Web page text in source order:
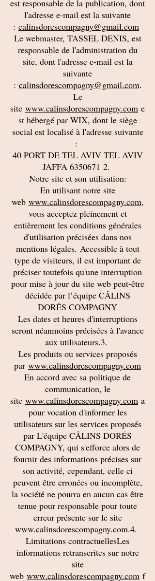
est responsable de la publication, dont
l'adresse e-mail est la suivante
: calinsdorescompagny@gmail.com
Le webmaster, TASSEL DENIS, est
responsable de l'administration du
site, dont l'adresse e-mail est la
suivante
: calinsdorescompagny@gmail.com.
Le
site www.calinsdorescompagny.com e
st hébergé par WIX, dont le siège
social est localisé à l'adresse suivante
:
40 PORT DE TEL AVIV TEL AVIV
JAFFA 6350671 2.
Notre site et son utilisation:
En utilisant notre site
web www.calinsdorescompagny.com,
vous acceptez pleinement et
entièrement les conditions générales
d'utilisation précisées dans nos
mentions légales. Accessible à tout
type de visiteurs, il est important de
préciser toutefois qu'une interruption
pour mise à jour du site web peut-être
décidée par l’équipe CÂLINS
DORÉS COMPAGNY
Les dates et heures d'interruptions
seront néanmoins précisées à l'avance
aux utilisateurs.3.
Les produits ou services proposés
par www.calinsdorescompagny.com
En accord avec sa politique de
communication, le
site www.calinsdorescompagny.com a
pour vocation d'informer les
utilisateurs sur les services proposés
par L'équipe CÂLINS DORÉS
COMPAGNY, qui s'efforce alors de
fournir des informations précises sur
son activité, cependant, celle ci
peuvent être erronées ou incomplète,
la société ne pourra en aucun cas être
tenue pour responsable pour toute
erreur présente sur le site
www.calinsdorescompagny.com.4.
Limitations contractuellesLes
informations retranscrites sur notre
site
web www.calinsdorescompagny.com f